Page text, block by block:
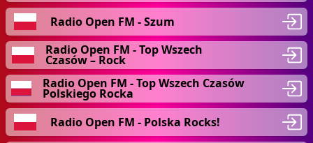
Radio Open FM - Szum
Radio Open FM - Top Wszech
Czasów – Rock
Radio Open FM - Top Wszech Czasów
Polskiego Rocka
Radio Open FM - Polska Rocks!